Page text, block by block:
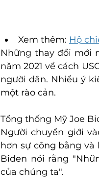
Xem thêm: Hộ
Những thay đổi mới
năm 2021 về cách
người dân. Nhiều ý
một rào cản.
Tổng thống Mỹ Joe
Người chuyển giới
hơn sự công bằng và
Biden nói rằng
của chúng ta".